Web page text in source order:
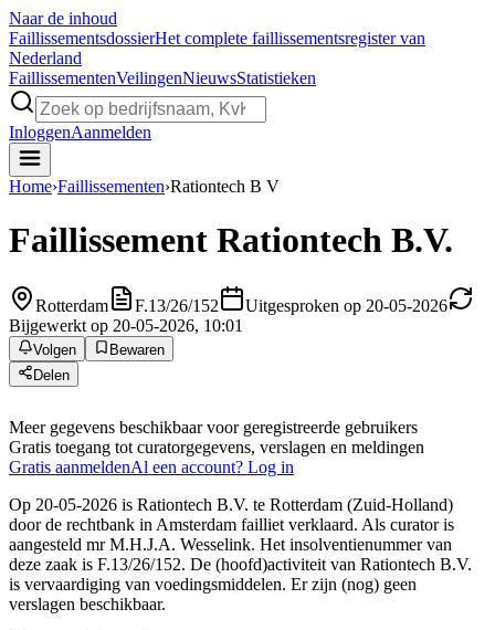
Naar de inhoud
FaillissementsdossierHet complete faillissementsregister van
Nederland
FaillissementenVeilingenNieuwsStatistieken
InloggenAanmelden
Home›Faillissementen›Rationtech B V
Faillissement Rationtech B.V.
Rotterdam F.13/26/152
Uitgesproken op 20-05-2026
Bijgewerkt op 20-05-2026, 10:01
Volgen
Bewaren
Delen
Meer gegevens beschikbaar voor geregistreerde gebruikers
Gratis toegang tot curatorgegevens, verslagen en meldingen
Gratis aanmeldenAl een account? Log in
Op 20-05-2026 is Rationtech B.V. te Rotterdam (Zuid-Holland)
door de rechtbank in Amsterdam failliet verklaard. Als curator is
aangesteld mr M.H.J.A. Wesselink. Het insolventienummer van
deze zaak is F.13/26/152. De (hoofd)activiteit van Rationtech B.V.
is vervaardiging van voedingsmiddelen. Er zijn (nog) geen
verslagen beschikbaar.